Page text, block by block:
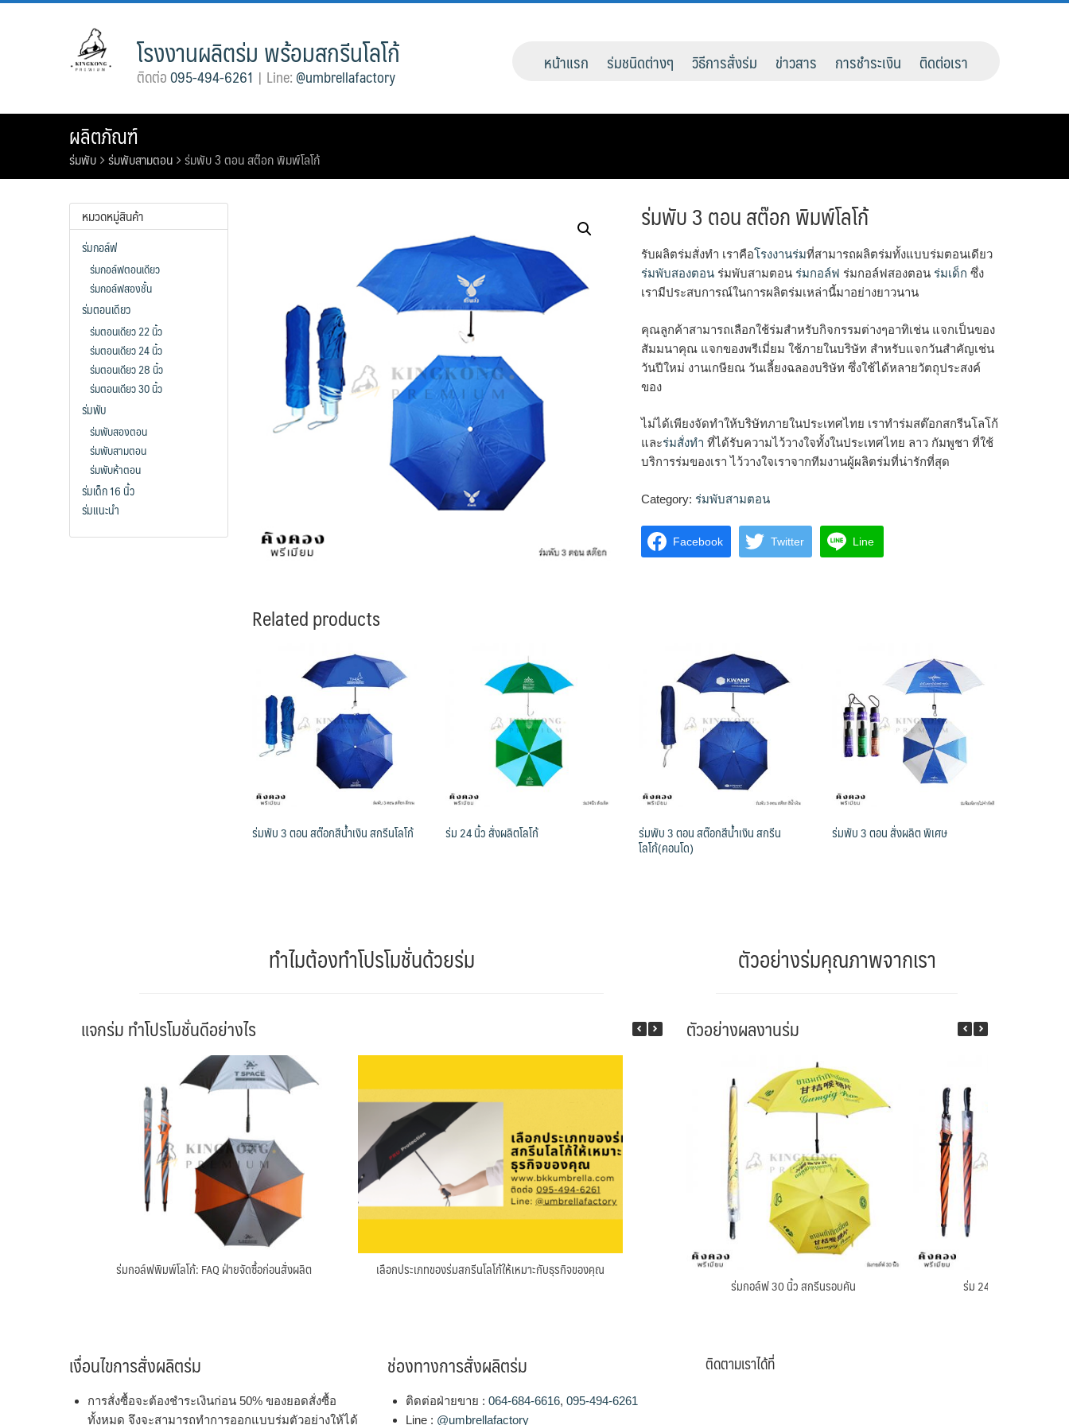
โรงงานผลิตร่ม พร้อมสกรีนโลโก้
ติดต่อ095-494-6261 | Line:@umbrellafactory
หน้าแรก ร่มชนิดต่างๆ วิธีการสั่งร่ม ข่าวสาร การชำระเงิน ติดต่อเรา
ผลิตภัณฑ์
ร่มพับ ร่มพับสามตอน ร่มพับ 3 ตอน สต๊อก พิมพ์โลโก้
ร่มพับ 3 ตอน สต๊อก พิมพ์โลโก้
รับผลิตร่มสั่งทำ เราคือโรงงานร่มที่สามารถผลิตร่มทั้งแบบร่มตอนเดียว
ร่มพับสองตอนร่มพับสามตอน ร่มกอล์ฟ ร่มกอล์ฟสองตอน ร่มเด็ก ซึ่ง
เรามีประสบการณ์ในการผลิตร่มเหล่านี้มาอย่างยาวนาน
คุณลูกค้าสามารถเลือกใช้ร่มสำหรับกิจกรรมต่างๆอาทิเช่น แจกเป็นของ
สัมมนาคุณ แจกของพรีเมี่ยม ใช้ภายในบริษัท สำหรับแจกวันสำคัญเช่น
วันปีใหม่ งานเกษียณ วันเลี้ยงฉลองบริษัท ซึ่งใช้ได้หลายวัตถุประสงค์
ของ
ไม่ได้เพียงจัดทำให้บริษัทภายในประเทศไทย เราทำร่มสต๊อกสกรีนโลโก้
และร่มสั่งทำ ที่ได้รับความไว้วางใจทั้งในประเทศไทย ลาว กัมพูชา ที่ใช้
บริการร่มของเรา ไว้วางใจเราจากทีมงานผู้ผลิตร่มที่น่ารักที่สุด
Category: ร่มพับสามตอน
Facebook Twitter Line
Related products
ร่มพับ 3 ตอน สต๊อกสีน้ำเงิน สกรีนโลโก้ ร่ม 24 นิ้ว สั่งผลิตโลโก้ ร่มพับ 3 ตอน สต๊อกสีน้ำเงิน สกรีน
โลโก้(คอนโด)
ร่มพับ 3 ตอน สั่งผลิต พิเศษ
หมวดหมู่สินค้า
ร่มกอล์ฟ
ร่มกอล์ฟตอนเดียว
ร่มกอล์ฟสองชั้น
ร่มตอนเดียว
ร่มตอนเดียว 22 นิ้ว
ร่มตอนเดียว 24 นิ้ว
ร่มตอนเดียว 28 นิ้ว
ร่มตอนเดียว 30 นิ้ว
ร่มพับ
ร่มพับสองตอน
ร่มพับสามตอน
ร่มพับห้าตอน
ร่มเด็ก 16 นิ้ว
ร่มแนะนำ
ทำไมต้องทำโปรโมชั่นด้วยร่ม
แจกร่ม ทำโปรโมชั่นดีอย่างไร
ร่มกอล์ฟพิมพ์โลโก้: FAQ ฝ่ายจัดซื้อก่อนสั่งผลิต เลือกประเภทของร่มสกรีนโลโก้ให้เหมาะกับธุรกิจของคุณ
ตัวอย่างร่มคุณภาพจากเรา
ตัวอย่างผลงานร่ม
ร่มกอล์ฟ 30 นิ้ว สกรีนรอบคัน ร่ม 24 นิ้ว สั่งผลิต แกนใ
เงื่อนไขการสั่งผลิตร่ม
การสั่งซื้อจะต้องชำระเงินก่อน 50% ของยอดสั่งซื้อ
ทั้งหมด จึงจะสามารถทำการออกแบบร่มตัวอย่างให้ได้
ช่องทางการสั่งผลิตร่ม
ติดต่อฝ่ายขาย : 064-684-6616, 095-494-6261
Line : @umbrellafactory
ติดตามเราได้ที่